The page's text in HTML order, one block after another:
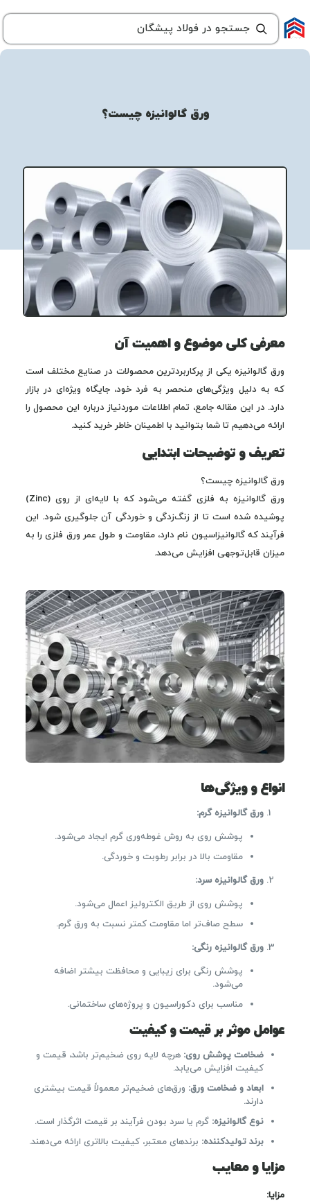
ورق گالوانیزه چیست؟
معرفی کلی موضوع و اهمیت آن
ورق گالوانیزه یکی از پرکاربردترین محصولات در صنایع مختلف است
که به دلیل ویژگی‌های منحصر به فرد خود، جایگاه ویژه‌ای در بازار
دارد. در این مقاله جامع، تمام اطلاعات موردنیاز درباره این محصول را
ارائه می‌دهیم تا شما بتوانید با اطمینان خاطر خرید کنید.
تعریف و توضیحات ابتدایی
ورق گالوانیزه چیست؟
ورق گالوانیزه به فلزی گفته می‌شود که با لایه‌ای از روی (Zinc)
پوشیده شده است تا از زنگ‌زدگی و خوردگی آن جلوگیری شود. این
فرآیند که گالوانیزاسیون نام دارد، مقاومت و طول عمر ورق فلزی را به
میزان قابل‌توجهی افزایش می‌دهد.
انواع و ویژگی‌ها
ورق گالوانیزه گرم:
پوشش روی به روش غوطه‌وری گرم ایجاد می‌شود.
مقاومت بالا در برابر رطوبت و خوردگی.
ورق گالوانیزه سرد:
پوشش روی از طریق الکترولیز اعمال می‌شود.
سطح صاف‌تر اما مقاومت کمتر نسبت به ورق گرم.
ورق گالوانیزه رنگی:
پوشش رنگی برای زیبایی و محافظت بیشتر اضافه
می‌شود.
مناسب برای دکوراسیون و پروژه‌های ساختمانی.
عوامل موثر بر قیمت و کیفیت
ضخامت پوشش روی: هرچه لایه روی ضخیم‌تر باشد، قیمت و
کیفیت افزایش می‌یابد.
ابعاد و ضخامت ورق: ورق‌های ضخیم‌تر معمولاً قیمت بیشتری
دارند.
نوع گالوانیزه: گرم یا سرد بودن فرآیند بر قیمت اثرگذار است.
برند تولیدکننده: برندهای معتبر، کیفیت بالاتری ارائه می‌دهند.
مزایا و معایب
مزایا: